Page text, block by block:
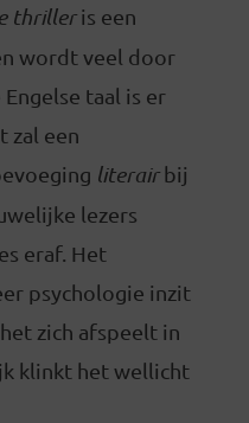
thrilleris een
wordt veel door
taal is er
zal een
literairbij
lezers
eraf. Het
psychologie inzit
zich afspeelt in
klinkt het wellicht